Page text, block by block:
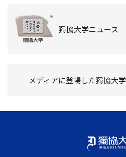
獨協大学ニュース
メディアに登場した獨協大学